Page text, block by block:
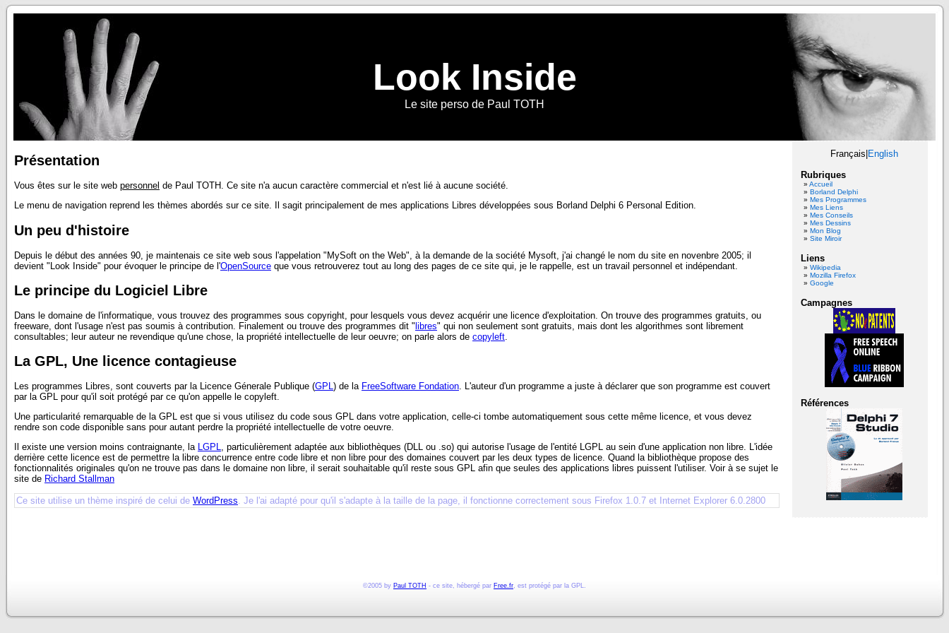
Look Inside
Le site perso de Paul TOTH
Français| English
Rubriques
Accueil
Borland Delphi
Mes Programmes
Mes Liens
Mes Conseils
Mes Dessins
Mon Blog
Site Miroir
Liens
Wikipedia
Mozilla Firefox
Google
Campagnes
Références
Présentation
Vous êtes sur le site web personnel de Paul TOTH. Ce site n'a aucun caractère commercial et n'est lié à aucune société.
Le menu de navigation reprend les thèmes abordés sur ce site. Il sagit principalement de mes applications Libres développées sous Borland Delphi 6 Personal Edition.
Un peu d'histoire
Depuis le début des années 90, je maintenais ce site web sous l'appelation "MySoft on the Web", à la demande de la société Mysoft, j'ai changé le nom du site en novenbre 2005; il
devient "Look Inside" pour évoquer le principe de l'OpenSource que vous retrouverez tout au long des pages de ce site qui, je le rappelle, est un travail personnel et indépendant.
Le principe du Logiciel Libre
Dans le domaine de l'informatique, vous trouvez des programmes sous copyright, pour lesquels vous devez acquérir une licence d'exploitation. On trouve des programmes gratuits, ou
freeware, dont l'usage n'est pas soumis à contribution. Finalement ou trouve des programmes dit " libres" qui non seulement sont gratuits, mais dont les algorithmes sont librement
consultables; leur auteur ne revendique qu'une chose, la propriété intellectuelle de leur oeuvre; on parle alors de copyleft.
La GPL, Une licence contagieuse
Les programmes Libres, sont couverts par la Licence Génerale Publique (GPL) de la FreeSoftware Fondation. L'auteur d'un programme a juste à déclarer que son programme est couvert
par la GPL pour qu'il soit protégé par ce qu'on appelle le copyleft.
Une particularité remarquable de la GPL est que si vous utilisez du code sous GPL dans votre application, celle-ci tombe automatiquement sous cette même licence, et vous devez
rendre son code disponible sans pour autant perdre la propriété intellectuelle de votre oeuvre.
Il existe une version moins contraignante, la LGPL, particulièrement adaptée aux bibliothèques (DLL ou .so) qui autorise l'usage de l'entité LGPL au sein d'une application non libre. L'idée
derrière cette licence est de permettre la libre concurrence entre code libre et non libre pour des domaines couvert par les deux types de licence. Quand la bibliothèque propose des
fonctionnalités originales qu'on ne trouve pas dans le domaine non libre, il serait souhaitable qu'il reste sous GPL afin que seules des applications libres puissent l'utiliser. Voir à se sujet le
site de Richard Stallman
Ce site utilise un thème inspiré de celui de WordPress. Je l'ai adapté pour qu'il s'adapte à la taille de la page, il fonctionne correctement sous Firefox 1.0.7 et Internet Explorer 6.0.2800
©2005 by Paul TOTH - ce site, hébergé par Free.fr, est protégé par la GPL.